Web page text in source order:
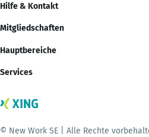
Hilfe & Kontakt
Mitgliedschaften
Hauptbereiche
Services
© New Work SE | Alle Rechte